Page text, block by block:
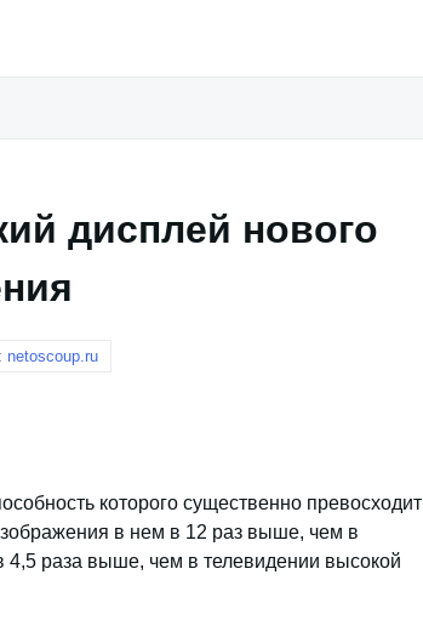
дисплей нового
netoscoup.ru
которого существенно превосходит
в нем в 12 раз выше, чем в
4,5 раза выше, чем в телевидении высокой